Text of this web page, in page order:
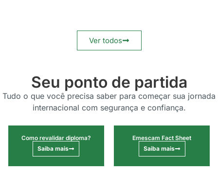
Ver todos
Seu ponto de partida
Tudo o que você precisa saber para começar sua jornada
internacional com segurança e confiança.
Como revalidar diploma?
Saiba mais
Emescam Fact Sheet
Saiba mais